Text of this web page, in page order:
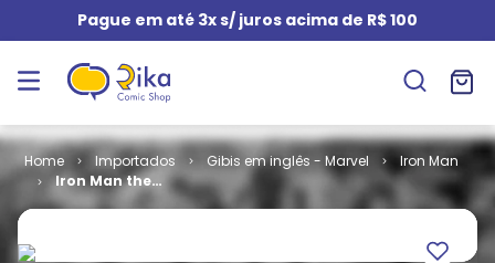
Pague em até 3x s/ juros acima de R$ 100
Importados Gibis em inglês - Marvel
Iron Man
Iron Man the
Inevitable # 5